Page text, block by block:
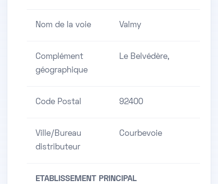
Nom de la voie Valmy
Complément
géographique
Le Belvédère,
Code Postal 92400
Ville/Bureau
distributeur
Courbevoie
ETABLISSEMENT PRINCIPAL